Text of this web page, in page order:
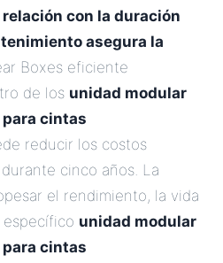
relación con la duración
asegura la
Boxes eficiente
de los unidad modular
cintas
reducir los costos
cinco años. La
el rendimiento, la vida
unidad modular
cintas